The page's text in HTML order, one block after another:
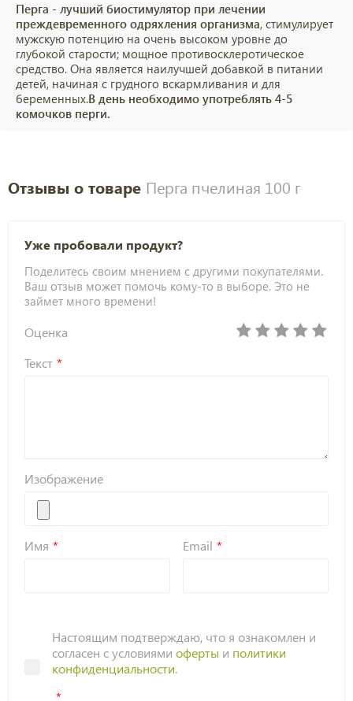
Перга - лучший биостимулятор при лечении
преждевременного одряхления организма, стимулирует
мужскую потенцию на очень высоком уровне до
глубокой старости; мощное противосклеротическое
средство. Она является наилучшей добавкой в питании
детей, начиная с грудного вскармливания и для
беременных.В день необходимо употреблять 4-5
комочков перги.
Отзывы о товаре Перга пчелиная 100 г
Уже пробовали продукт?
Поделитесь своим мнением с другими покупателями.
Ваш отзыв может помочь кому-то в выборе. Это не
займет много времени!
Оценка
Текст
Изображение
Имя Email
Настоящим подтверждаю, что я ознакомлен и
согласен с условиями оферты и политики
конфиденциальности.